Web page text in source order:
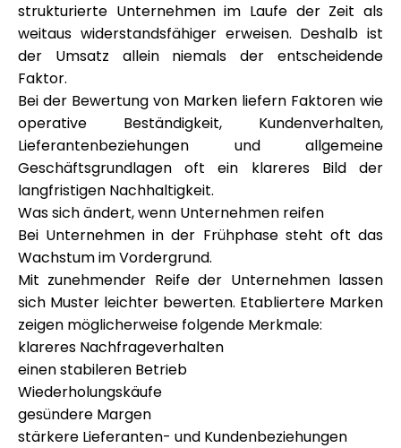
Finanzierung erhalten
ask@scrambleup.com
+372 712 2955
strukturierte Unternehmen im Laufe der Zeit als
weitaus widerstandsfähiger erweisen. Deshalb ist
der Umsatz allein niemals der entscheidende
Faktor.
Bei der Bewertung von Marken liefern Faktoren wie
operative Beständigkeit, Kundenverhalten,
Lieferantenbeziehungen und allgemeine
Geschäftsgrundlagen oft ein klareres Bild der
langfristigen Nachhaltigkeit.
Was sich ändert, wenn Unternehmen reifen
Bei Unternehmen in der Frühphase steht oft das
Wachstum im Vordergrund.
Mit zunehmender Reife der Unternehmen lassen
sich Muster leichter bewerten. Etabliertere Marken
zeigen möglicherweise folgende Merkmale:
klareres Nachfrageverhalten
einen stabileren Betrieb
Wiederholungskäufe
gesündere Margen
stärkere Lieferanten- und Kundenbeziehungen